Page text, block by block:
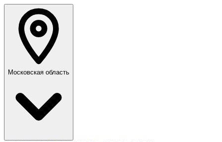
Московская область